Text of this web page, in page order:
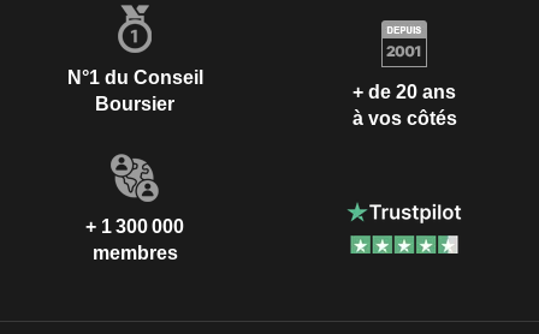
N°1 du Conseil
Boursier
+ de 20 ans
à vos côtés
+ 1 300 000
membres